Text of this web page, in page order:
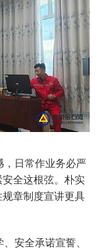
，日常作业务必严
全这根弦。朴实
章制度宣讲更具
安全承诺宣誓、